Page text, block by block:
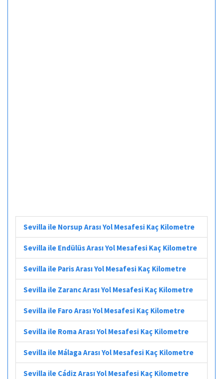
Sevilla ile Norsup Arası Yol Mesafesi Kaç Kilometre
Sevilla ile Endülüs Arası Yol Mesafesi Kaç Kilometre
Sevilla ile Paris Arası Yol Mesafesi Kaç Kilometre
Sevilla ile Zaranc Arası Yol Mesafesi Kaç Kilometre
Sevilla ile Faro Arası Yol Mesafesi Kaç Kilometre
Sevilla ile Roma Arası Yol Mesafesi Kaç Kilometre
Sevilla ile Málaga Arası Yol Mesafesi Kaç Kilometre
Sevilla ile Cádiz Arası Yol Mesafesi Kaç Kilometre